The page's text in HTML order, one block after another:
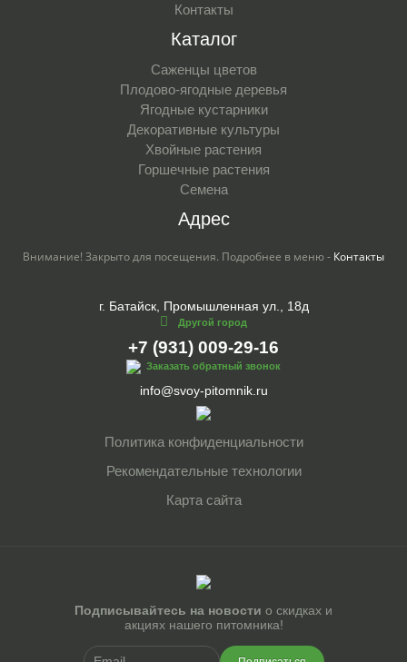
Контакты
Каталог
Саженцы цветов
Плодово-ягодные деревья
Ягодные кустарники
Декоративные культуры
Хвойные растения
Горшечные растения
Семена
Адрес
Внимание! Закрыто для посещения. Подробнее в меню - Контакты
г. Батайск, Промышленная ул., 18д
Другой город
+7 (931) 009-29-16
Заказать обратный звонок
info@svoy-pitomnik.ru
Политика конфиденциальности
Рекомендательные технологии
Карта сайта
Подписывайтесь на новости о скидках и
акциях нашего питомника!